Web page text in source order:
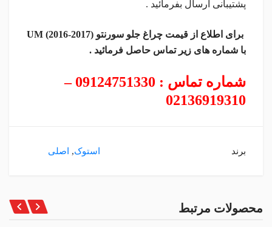
پشتیبانی ارسال بفرمائید .
برای اطلاع از قیمت چراغ جلو سورنتو UM (2016-2017)
با شماره های زیر تماس حاصل فرمائید .
شماره تماس : 09124751330 –
02136919310
برند استوک, اصلی
محصولات مرتبط